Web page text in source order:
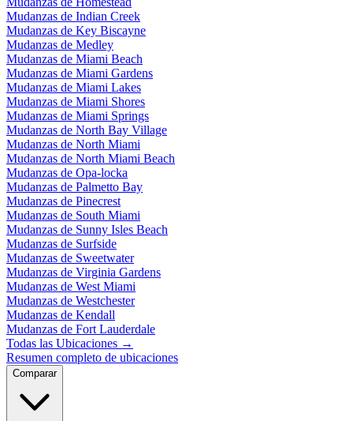
Mudanzas de Indian Creek
Mudanzas de Key Biscayne
Mudanzas de Medley
Mudanzas de Miami Beach
Mudanzas de Miami Gardens
Mudanzas de Miami Lakes
Mudanzas de Miami Shores
Mudanzas de Miami Springs
Mudanzas de North Bay Village
Mudanzas de North Miami
Mudanzas de North Miami Beach
Mudanzas de Opa-locka
Mudanzas de Palmetto Bay
Mudanzas de Pinecrest
Mudanzas de South Miami
Mudanzas de Sunny Isles Beach
Mudanzas de Surfside
Mudanzas de Sweetwater
Mudanzas de Virginia Gardens
Mudanzas de West Miami
Mudanzas de Westchester
Mudanzas de Kendall
Mudanzas de Fort Lauderdale
Todas las Ubicaciones →
Resumen completo de ubicaciones
Comparar